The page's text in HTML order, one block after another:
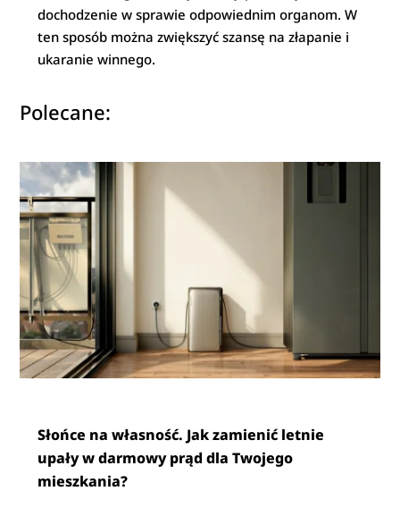
dochodzenie w sprawie odpowiednim organom. W
ten sposób można zwiększyć szansę na złapanie i
ukaranie winnego.
Polecane:
Słońce na własność. Jak zamienić letnie
upały w darmowy prąd dla Twojego
mieszkania?